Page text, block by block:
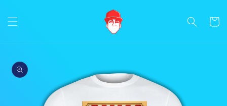
al contenido
Carrito
a la
información